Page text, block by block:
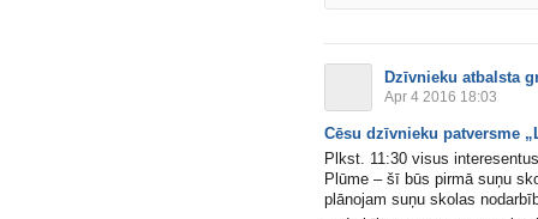
Dzīvnieku atbalsta
Apr 4 2016 18:03
Cēsu dzīvnieku patversme
Plkst. 11:30 visus
Plūme – šī būs pirmā suņu
plānojam suņu skolas